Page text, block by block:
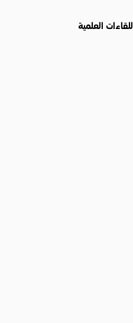
اللقاءات العلمية